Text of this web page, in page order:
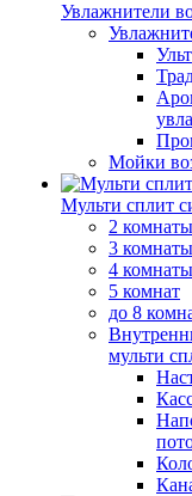
Увлажнители
Мойки
Мульти сплит
2 комнаты
3 комнаты
4 комнаты
5 комнат
до 8
мульти